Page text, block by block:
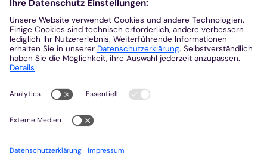
Aus der Plattform
Nachrichten
Veranstaltungen
Gottesdienste
Stellenangebote
Kirchenzeitung
Amtsblatt (Kirchlicher Anzeiger)
Rechtsdatenbank